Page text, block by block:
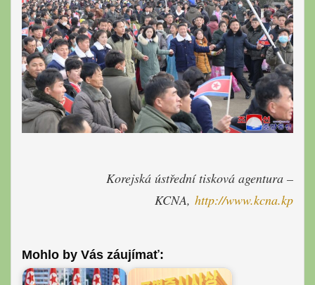
Korejská ústřední tisková agentura –
KCNA, http://www.kcna.kp
Mohlo by Vás záujímať: